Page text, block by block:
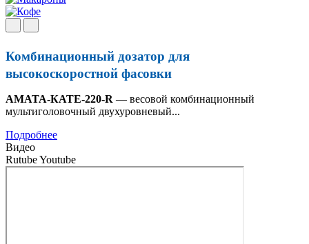
Комбинационный дозатор для
высокоскоростной фасовки
AMATA-КАТЕ-220-R — весовой комбинационный
мультиголовочный двухуровневый...
Подробнее
Видео
RutubeYoutube